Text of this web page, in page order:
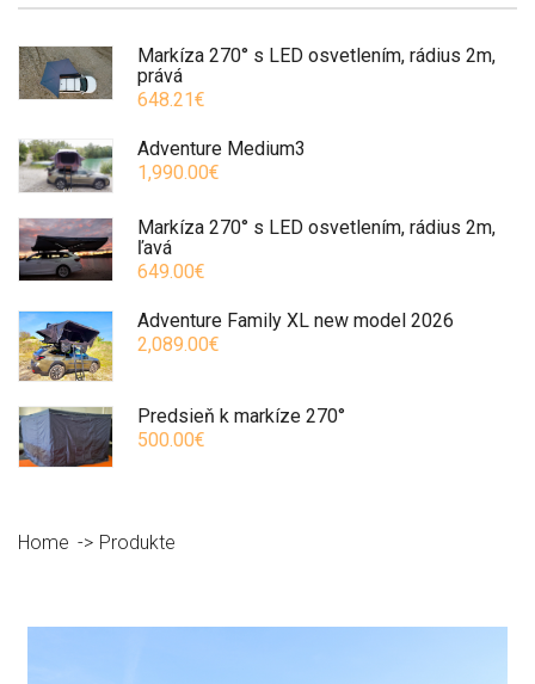
Markíza 270° s LED osvetlením, rádius 2m,
prává
648.21€
Adventure Medium3
1,990.00€
Markíza 270° s LED osvetlením, rádius 2m,
ľavá
649.00€
Adventure Family XL new model 2026
2,089.00€
Predsieň k markíze 270°
500.00€
Home Produkte